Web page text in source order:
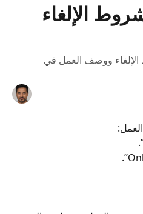
الإلغاء
ووصف العمل في